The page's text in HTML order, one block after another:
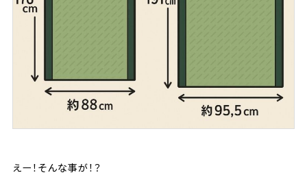
えー！そんな事が！？